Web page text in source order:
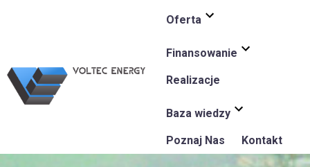
Oferta
Finansowanie
Realizacje
Baza wiedzy
Poznaj Nas Kontakt